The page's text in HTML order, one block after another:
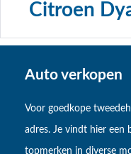
Citroen
Auto verkopen
Voor goedkope
adres. Je vindt hier een
topmerken in diverse